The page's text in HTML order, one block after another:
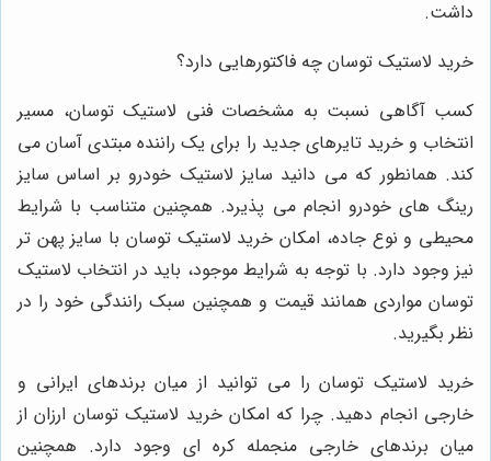
داشت.
خرید لاستیک توسان چه فاکتورهایی دارد؟
کسب آگاهی نسبت به مشخصات فنی لاستیک توسان، مسیر
انتخاب و خرید تایرهای جدید را برای یک راننده مبتدی آسان می
کند. همانطور که می دانید سایز لاستیک خودرو بر اساس سایز
رینگ های خودرو انجام می پذیرد. همچنین متناسب با شرایط
محیطی و نوع جاده، امکان خرید لاستیک توسان با سایز پهن تر
نیز وجود دارد. با توجه به شرایط موجود، باید در انتخاب لاستیک
توسان مواردی همانند قیمت و همچنین سبک رانندگی خود را در
نظر بگیرید.
خرید لاستیک توسان را می توانید از میان برندهای ایرانی و
خارجی انجام دهید. چرا که امکان خرید لاستیک توسان ارزان از
میان برندهای خارجی منجمله کره ای وجود دارد. همچنین